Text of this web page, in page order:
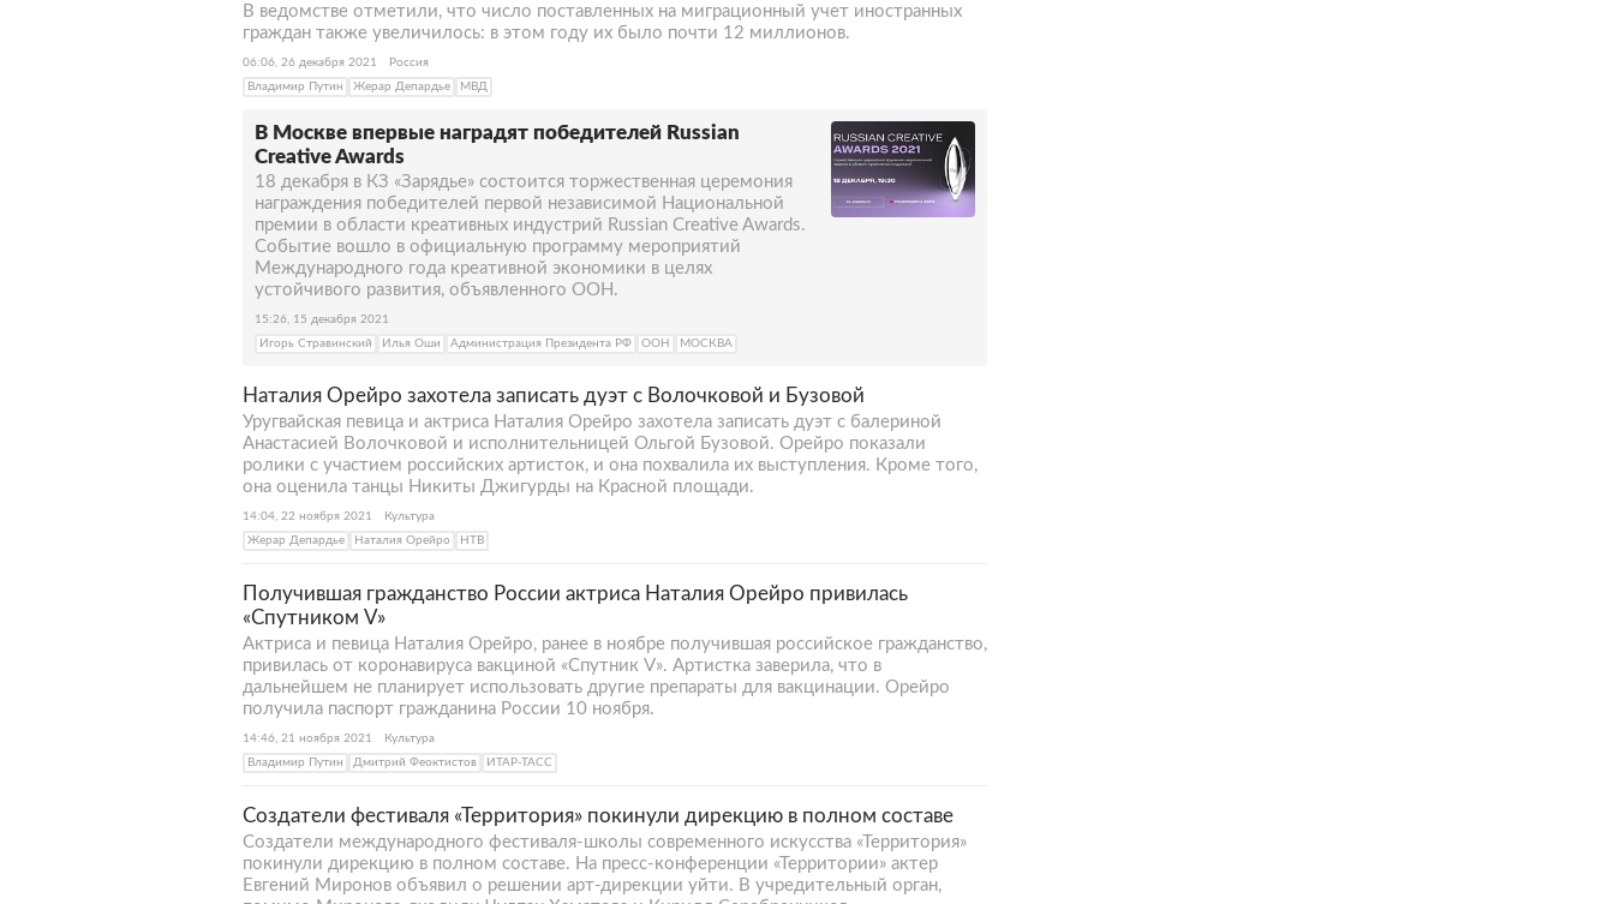
В ведомстве отметили, что число поставленных на миграционный учет иностранных
граждан также увеличилось: в этом году их было почти 12 миллионов.
06:06, 26 декабря 2021
Россия
Владимир Путин
Жерар Депардье МВД
В Москве впервые наградят победителей Russian
Creative Awards
18 декабря в КЗ «Зарядье» состоится торжественная церемония
награждения победителей первой независимой Национальной
премии в области креативных индустрий Russian Creative Awards.
Событие вошло в официальную программу мероприятий
Международного года креативной экономики в целях
устойчивого развития, объявленного ООН.
15:26, 15 декабря 2021
Игорь Стравинский
Илья Оши Администрация Президента РФ ООН МОСКВА
Наталия Орейро захотела записать дуэт с Волочковой и Бузовой
Уругвайская певица и актриса Наталия Орейро захотела записать дуэт с балериной
Анастасией Волочковой и исполнительницей Ольгой Бузовой. Орейро показали
ролики с участием российских артисток, и она похвалила их выступления. Кроме того,
она оценила танцы Никиты Джигурды на Красной площади.
14:04, 22 ноября 2021
Культура
Жерар Депардье
Наталия Орейро НТВ
Получившая гражданство России актриса Наталия Орейро привилась
«Спутником V»
Актриса и певица Наталия Орейро, ранее в ноябре получившая российское гражданство,
привилась от коронавируса вакциной «Спутник V». Артистка заверила, что в
дальнейшем не планирует использовать другие препараты для вакцинации. Орейро
получила паспорт гражданина России 10 ноября.
14:46, 21 ноября 2021
Культура
Владимир Путин
Дмитрий Феоктистов ИТАР-ТАСС
Создатели фестиваля «Территория» покинули дирекцию в полном составе
Создатели международного фестиваля-школы современного искусства «Территория»
покинули дирекцию в полном составе. На пресс-конференции «Территории» актер
Евгений Миронов объявил о решении арт-дирекции уйти. В учредительный орган,